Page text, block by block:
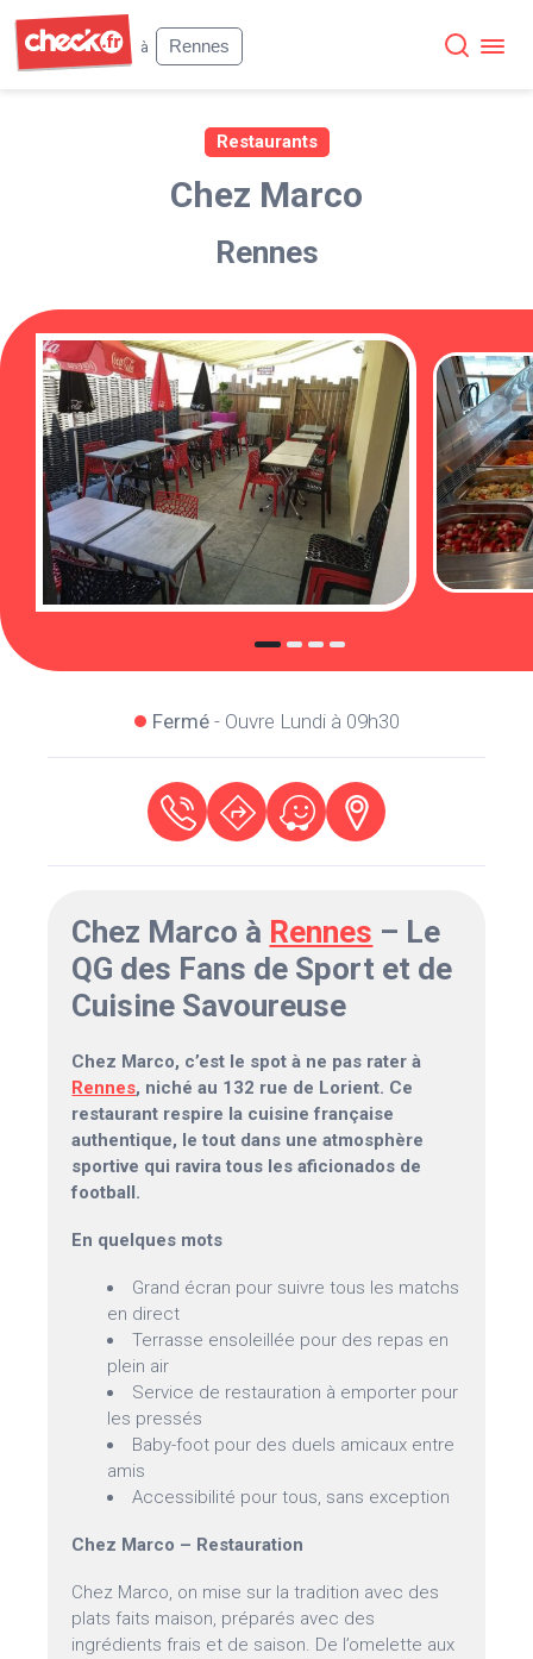
à
Rennes
Restaurants
Chez Marco
Rennes
Fermé- Ouvre Lundi à 09h30
Chez Marco à Rennes – Le
QG des Fans de Sport et de
Cuisine Savoureuse
Chez Marco, c’est le spot à ne pas rater à
Rennes, niché au 132 rue de Lorient. Ce
restaurant respire la cuisine française
authentique, le tout dans une atmosphère
sportive qui ravira tous les aficionados de
football.
En quelques mots
Grand écran pour suivre tous les matchs
en direct
Terrasse ensoleillée pour des repas en
plein air
Service de restauration à emporter pour
les pressés
Baby-foot pour des duels amicaux entre
amis
Accessibilité pour tous, sans exception
Chez Marco – Restauration
Chez Marco, on mise sur la tradition avec des
plats faits maison, préparés avec des
ingrédients frais et de saison. De l’omelette aux